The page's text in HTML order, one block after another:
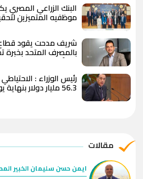
البنك الزراعي المصري
موظفيه المتميزين
في القروض الشخصية
2026
شريف مدحت يقود
عاماً
رئيس الوزراء :
56.3 مليار دولار
الاقتصاد المصري
مقالات
ايمن حسن سليمان الخبير